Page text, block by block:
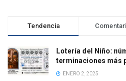
Tendencia
Lotería del Niño:
terminaciones más
ENERO 2, 2025